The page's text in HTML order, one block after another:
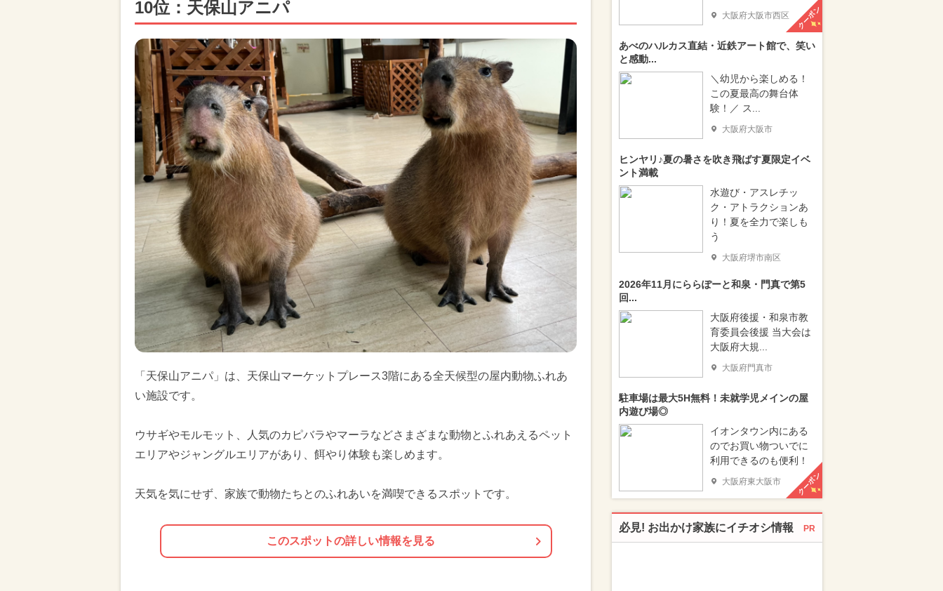
10位：天保山アニパ
「天保山アニパ」は、天保山マーケットプレース3階にある全天候型の屋内動物ふれあ
い施設です。
ウサギやモルモット、人気のカピバラやマーラなどさまざまな動物とふれあえるペット
エリアやジャングルエリアがあり、餌やり体験も楽しめます。
天気を気にせず、家族で動物たちとのふれあいを満喫できるスポットです。
このスポットの詳しい情報を見る
大阪府大阪市西区 クーポン
あべのハルカス直結・近鉄アート館で、笑い
と感動...
＼幼児から楽しめる！
この夏最高の舞台体
験！／ ス...
大阪府大阪市
ヒンヤリ♪夏の暑さを吹き飛ばす夏限定イベ
ント満載
水遊び・アスレチッ
ク・アトラクションあ
り！夏を全力で楽しも
う
大阪府堺市南区
2026年11月にららぽーと和泉・門真で第5
回...
大阪府後援・和泉市教
育委員会後援 当大会は
大阪府大規...
大阪府門真市
駐車場は最大5H無料！未就学児メインの屋
内遊び場◎
イオンタウン内にある
のでお買い物ついでに
利用できるのも便利！
大阪府東大阪市 クーポン
必見! お出かけ家族にイチオシ情報 PR